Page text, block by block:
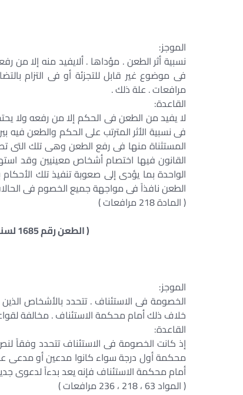
الموجز:
نسبية أثر الطعن . مؤداها . ألايفيد منه إلا من
مرافعات . علة ذلك .
القاعدة:
لا يفيد من الطعن فى الحكم إلا من رفعه ولا
المستثناة منها فى رفع الطعن وهى تلك التى
القانون فيها اختصام أشخاص معينيين وقد
الواحدة بما يؤدى إلى صعوبة تنفيذ تلك
الطعن نافذاً فى مواجهة جميع الخصوم فى
( المادة 218 مرافعات )
( الطعن رقم 1685 لسنة 60 ق جلسة 11 / 6 / 1996 س 47 ج 2 ص 933 )
الموجز:
خلاف ذلك أمام محكمة الاستئناف . مخالفة
القاعدة:
محكمة أول درجة سواء كانوا مدعين أو مدعى
أمام محكمة الاستئناف فإنه يعد بدءاً لدعوى
( المواد 63 ، 218 ، 236 مرافعات )